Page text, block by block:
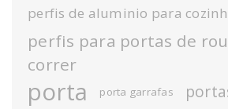
perfis de aluminio para
perfis para portas de
correr
porta porta garrafas